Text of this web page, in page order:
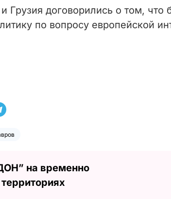
Грузия договорились о том, что
по вопросу европейской
на временно